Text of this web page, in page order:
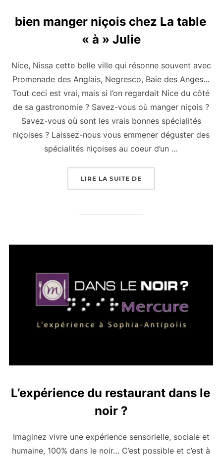
bien manger niçois chez La table
« à » Julie
Nice, Nissa cette belle ville qui résonne souvent avec
Promenade des Anglais, Negresco, Baie des Anges…
Tout ceci est vrai, mais si l’on regardait Nice du côté
de sa gastronomie ? Savez-vous où manger niçois ?
Savez-vous où sont les vrais bonnes spécialités
niçoises ? Laissez-nous vous emmener déguster des
spécialités niçoises au coeur d’un …
LIRE LA SUITE DE« BIEN MANGER
L’expérience du restaurant dans le
noir ?
Imaginez vivre une expérience sensorielle, sociale et
humaine, 100% dans le noir… C’est possible et c’est à